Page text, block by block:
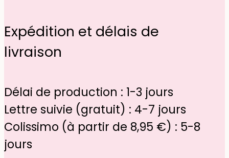
Expédition et délais de
livraison
Délai de production : 1-3 jours
Lettre suivie (gratuit) : 4-7 jours
Colissimo (à partir de 8,95 €) : 5-8
jours